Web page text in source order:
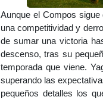
Aunque el Compos
una competitividad y
de sumar una victoria
descenso, tras su
temporada que viene.
superando las
pequeños detalles los